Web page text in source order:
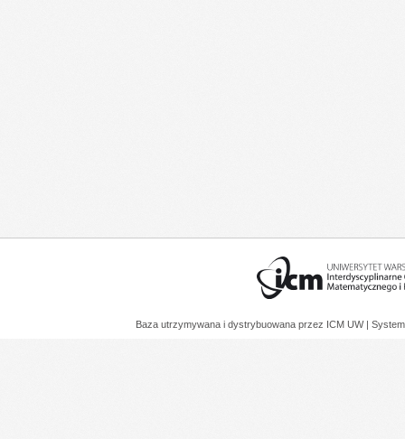
Baza utrzymywana i dystrybuowana przez ICM UW |